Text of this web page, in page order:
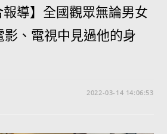
報導】全國觀眾無論男女
、電視中見過他的身
2022-03-14 14:06:53